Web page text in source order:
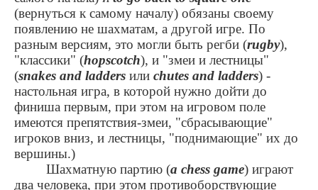
(вернуться к самому началу) обязаны своему
появлению не шахматам, а другой игре. По
разным версиям, это могли быть регби (rugby),
"классики" (hopscotch), и "змеи и лестницы"
(snakes and ladders или chutes and ladders) -
настольная игра, в которой нужно дойти до
финиша первым, при этом на игровом поле
имеются препятствия-змеи, "сбрасывающие"
игроков вниз, и лестницы, "поднимающие" их до
вершины.)
Шахматную партию (a chess game) играют
два человека, при этом противоборствующие